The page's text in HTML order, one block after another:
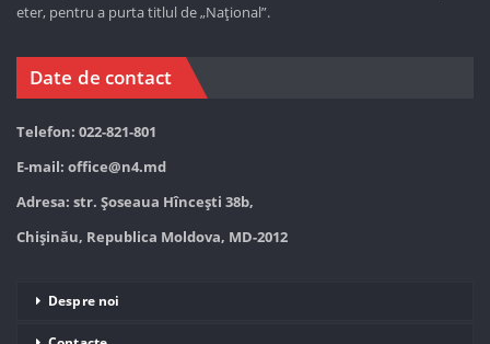
eter, pentru a purta titlul de „Național”.
Date de contact
Telefon: 022-821-801
E-mail: office@n4.md
Adresa: str. Șoseaua Hînceşti 38b,
Chișinău, Republica Moldova, MD-2012
Despre noi